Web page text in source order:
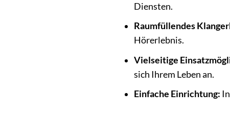
Diensten.
Raumfüllendes
Hörerlebnis.
Vielseitige
sich Ihrem Leben an.
Einfache Einrichtung: